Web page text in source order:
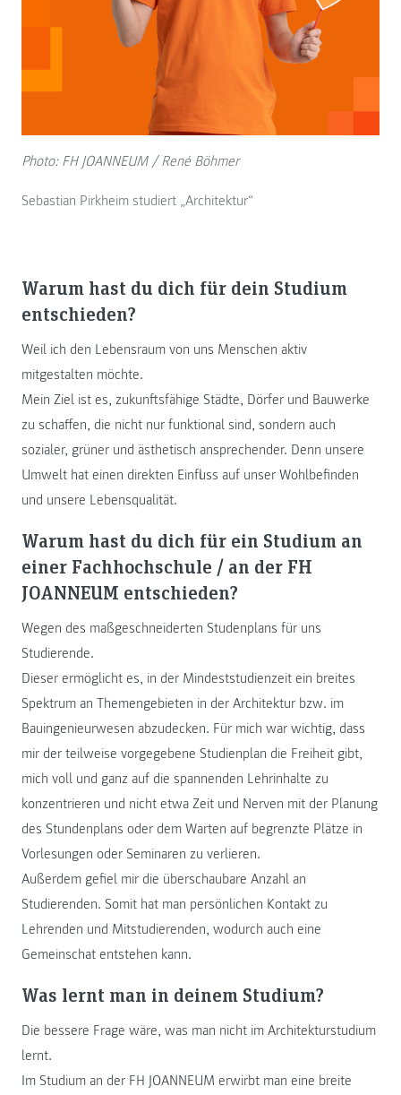
Photo: FH JOANNEUM / René Böhmer
Sebastian Pirkheim studiert „Architektur“
Warum hast du dich für dein Studium
entschieden?
Weil ich den Lebensraum von uns Menschen aktiv
mitgestalten möchte.
Mein Ziel ist es, zukunftsfähige Städte, Dörfer und Bauwerke
zu schaffen, die nicht nur funktional sind, sondern auch
sozialer, grüner und ästhetisch ansprechender. Denn unsere
Umwelt hat einen direkten Einfluss auf unser Wohlbefinden
und unsere Lebensqualität.
Warum hast du dich für ein Studium an
einer Fachhochschule / an der FH
JOANNEUM entschieden?
Wegen des maßgeschneiderten Studenplans für uns
Studierende.
Dieser ermöglicht es, in der Mindeststudienzeit ein breites
Spektrum an Themengebieten in der Architektur bzw. im
Bauingenieurwesen abzudecken. Für mich war wichtig, dass
mir der teilweise vorgegebene Studienplan die Freiheit gibt,
mich voll und ganz auf die spannenden Lehrinhalte zu
konzentrieren und nicht etwa Zeit und Nerven mit der Planung
des Stundenplans oder dem Warten auf begrenzte Plätze in
Vorlesungen oder Seminaren zu verlieren.
Außerdem gefiel mir die überschaubare Anzahl an
Studierenden. Somit hat man persönlichen Kontakt zu
Lehrenden und Mitstudierenden, wodurch auch eine
Gemeinschat entstehen kann.
Was lernt man in deinem Studium?
Die bessere Frage wäre, was man nicht im Architekturstudium
lernt.
Im Studium an der FH JOANNEUM erwirbt man eine breite